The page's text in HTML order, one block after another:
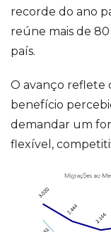
recorde do ano
reúne mais de
país.
O avanço reflete
benefício
demandar um
flexível,